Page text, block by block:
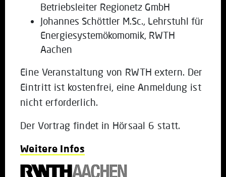
Betriebsleiter Regionetz GmbH
Johannes Schöttler M.Sc., Lehrstuhl für
Energiesystemökomomik, RWTH
Aachen
Eine Veranstaltung von RWTH extern. Der
Eintritt ist kostenfrei, eine Anmeldung ist
nicht erforderlich.
Der Vortrag findet in Hörsaal 6 statt.
Weitere Infos